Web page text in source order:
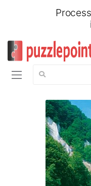
Chercher: